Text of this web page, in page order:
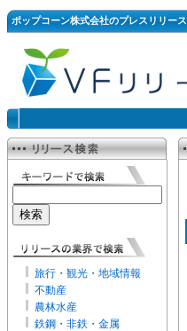
ポップコーン株式会社のプレスリリース
旅行・観光・地域情報
不動産
農林水産
鉄鋼・非鉄・金属